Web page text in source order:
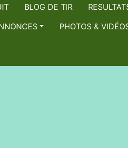
BLOG DE TIR
PHOTOS &